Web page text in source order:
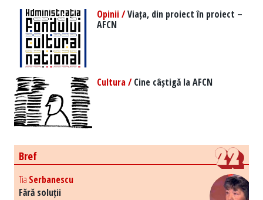
Opinii /Viața, din proiect în proiect –
AFCN
Cultura /Cine câștigă la AFCN
Bref
Tia Serbanescu
Fără soluții